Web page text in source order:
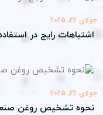
2025
رایج در استفاده
2025
تشخیص روغن صنعتی